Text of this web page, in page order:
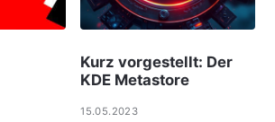
Kurz vorgestellt: Der
KDE Metastore
15.05.2023